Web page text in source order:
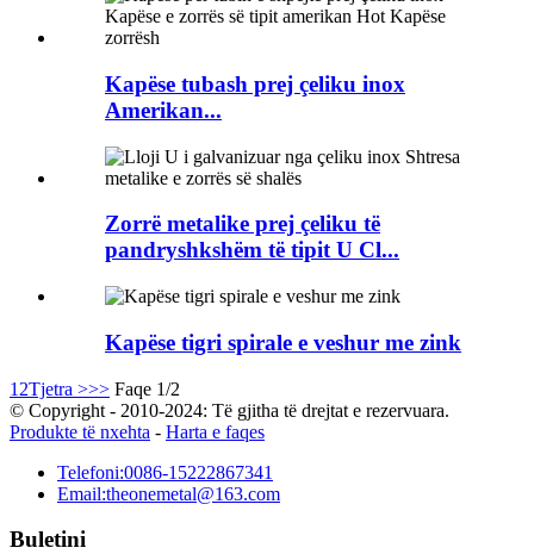
Kapëse tubash prej çeliku inox
Amerikan...
Zorrë metalike prej çeliku të
pandryshkshëm të tipit U Cl...
Kapëse tigri spirale e veshur me zink
1 2Tjetra >>> Faqe 1/2
© Copyright - 2010-2024: Të gjitha të drejtat e rezervuara.
Produkte të nxehta - Harta e faqes
Telefoni:0086-15222867341
Email:theonemetal@163.com
Buletini